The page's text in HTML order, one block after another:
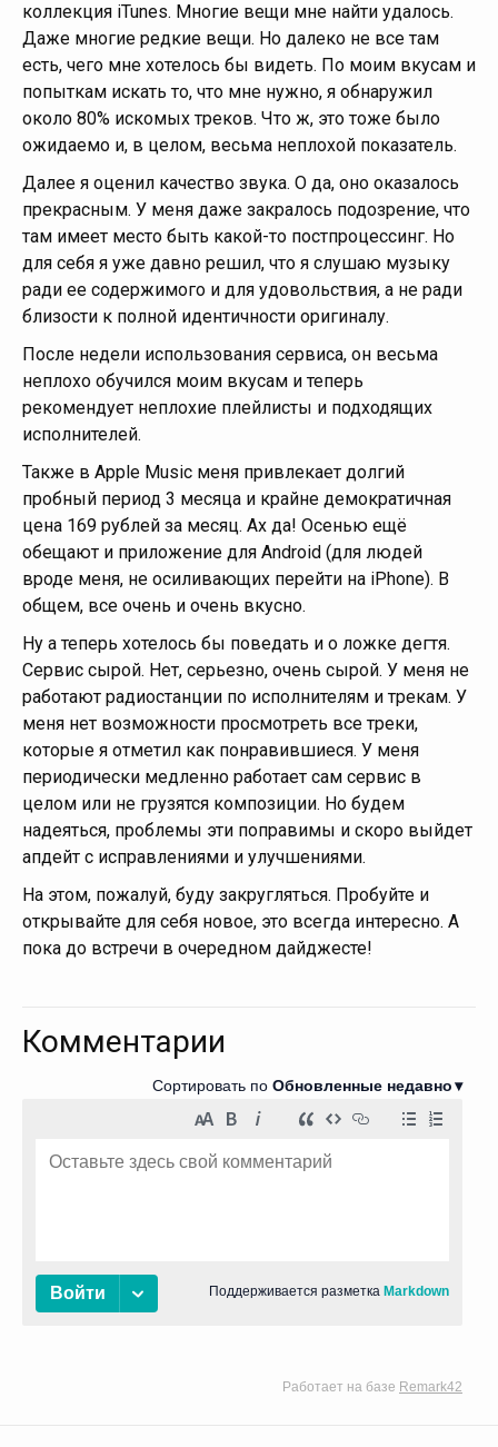
коллекция iTunes. Многие вещи мне найти удалось.
Даже многие редкие вещи. Но далеко не все там
есть, чего мне хотелось бы видеть. По моим вкусам и
попыткам искать то, что мне нужно, я обнаружил
около 80% искомых треков. Что ж, это тоже было
ожидаемо и, в целом, весьма неплохой показатель.
Далее я оценил качество звука. О да, оно оказалось
прекрасным. У меня даже закралось подозрение, что
там имеет место быть какой-то постпроцессинг. Но
для себя я уже давно решил, что я слушаю музыку
ради ее содержимого и для удовольствия, а не ради
близости к полной идентичности оригиналу.
После недели использования сервиса, он весьма
неплохо обучился моим вкусам и теперь
рекомендует неплохие плейлисты и подходящих
исполнителей.
Также в Apple Music меня привлекает долгий
пробный период 3 месяца и крайне демократичная
цена 169 рублей за месяц. Ах да! Осенью ещё
обещают и приложение для Android (для людей
вроде меня, не осиливающих перейти на iPhone). В
общем, все очень и очень вкусно.
Ну а теперь хотелось бы поведать и о ложке дегтя.
Сервис сырой. Нет, серьезно, очень сырой. У меня не
работают радиостанции по исполнителям и трекам. У
меня нет возможности просмотреть все треки,
которые я отметил как понравившиеся. У меня
периодически медленно работает сам сервис в
целом или не грузятся композиции. Но будем
надеяться, проблемы эти поправимы и скоро выйдет
апдейт с исправлениями и улучшениями.
На этом, пожалуй, буду закругляться. Пробуйте и
открывайте для себя новое, это всегда интересно. А
пока до встречи в очередном дайджесте!
Комментарии